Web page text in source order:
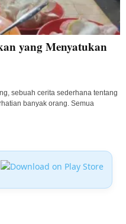
yang Menyatukan
sebuah cerita sederhana tentang
banyak orang. Semua